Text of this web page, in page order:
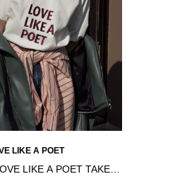
LIKE A POET
LIKE A POET TAKE